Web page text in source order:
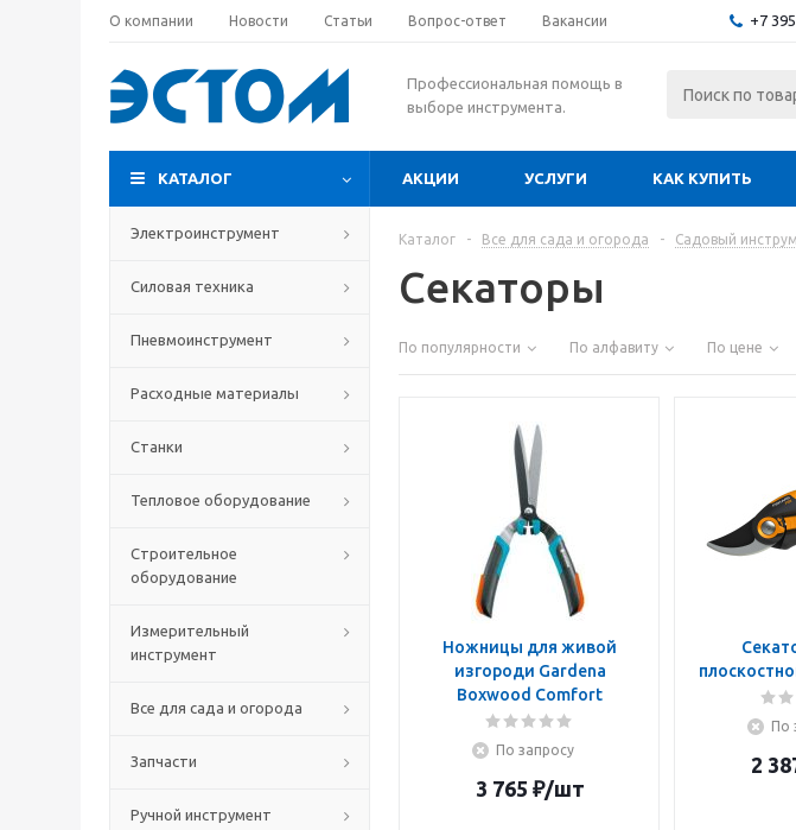
О компании Новости Статьи Вопрос-ответ Вакансии +7
Профессиональная помощь в
выборе инструмента.
КАТАЛОГ АКЦИИ УСЛУГИ КАК КУПИТЬ
Электроинструмент
Силовая техника
Пневмоинструмент
Расходные материалы
Станки
Тепловое оборудование
Строительное
оборудование
Измерительный
инструмент
Все для сада и огорода
Запчасти
Ручной инструмент
Каталог - Все для сада и огорода - Садовый
Секаторы
По популярности По алфавиту По цене
Ножницы для живой
изгороди Gardena
Boxwood Comfort
По запросу
3 765 ₽/шт
По
2